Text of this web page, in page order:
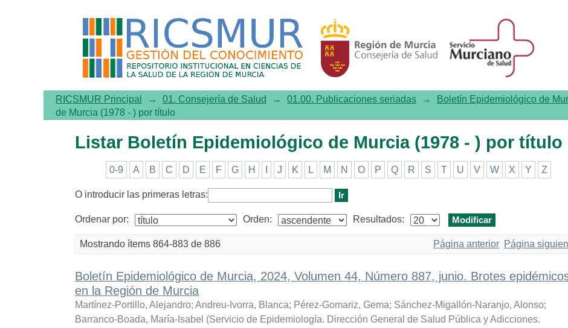
Listar Boletín Epidemiológico de Murcia (1978 - ) por título
RICSMUR Principal → 01. Consejería de Salud → 01.00. Publicaciones seriadas → Boletín Epidemiológico de
de Murcia (1978 - ) por título
Listar Boletín Epidemiológico de Murcia (1978 - ) por título
0-9 A B C D E F G H J K L M N O P Q R S T U V W X Y Z
O introducir las primeras letras:
Ordenar por: Orden: Resultados:
Mostrando ítems 864-883 de 886 Página anterior Página
Boletín Epidemiológico de Murcia, 2024, Volumen 44, Número 887, junio. Brotes
en la Región de Murcia
Martínez-Portillo, Alejandro; Andreu-Ivorra, Blanca; Pérez-Gomariz, Gema; Sánchez-Migallón-Naranjo, Alonso;
Barranco-Boada, María-Isabel (Servicio de Epidemiología. Dirección General de Salud Pública y Adicciones.